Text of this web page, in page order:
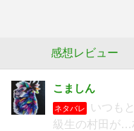
感想レビュー
こましん
ネタバレ
いつも
級生の村田が…